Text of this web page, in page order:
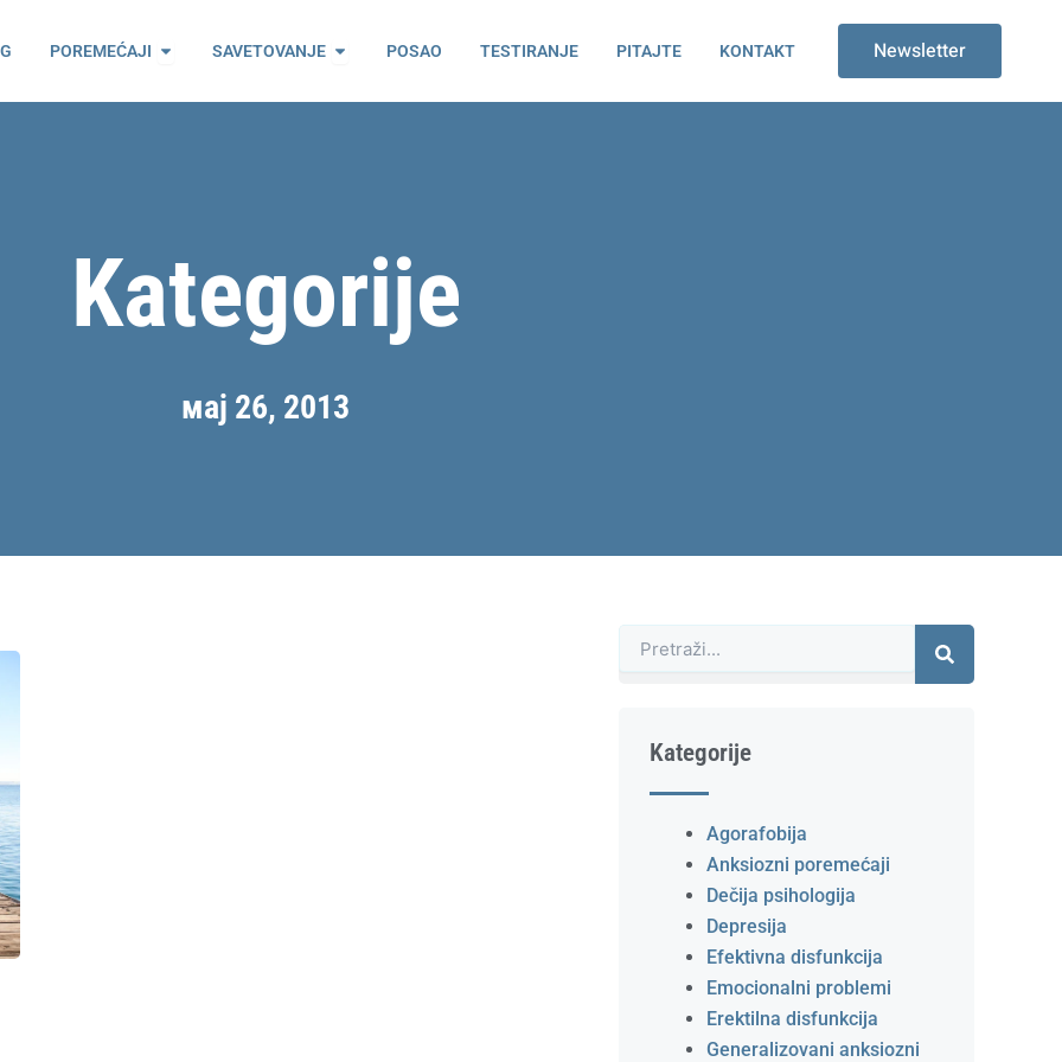
POREMEĆAJI Open Poremećaji
SAVETOVANJE Open Savetovanje
POSAO TESTIRANJE PITAJTE KONTAKT Newsletter
Kategorije
мај 26, 2013
Претрага
Kategorije
Agorafobija
Anksiozni poremećaji
Dečija psihologija
Depresija
Efektivna disfunkcija
Emocionalni problemi
Erektilna disfunkcija
Generalizovani anksiozni